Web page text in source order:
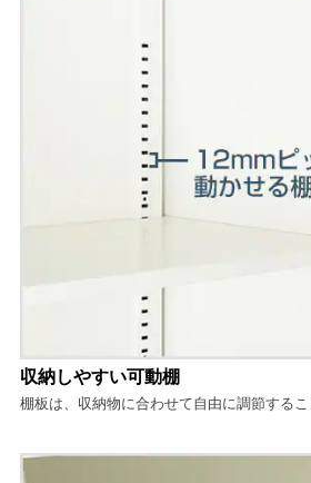
収納しやすい可動棚
棚板は、収納物に合わせて自由に調節するこ